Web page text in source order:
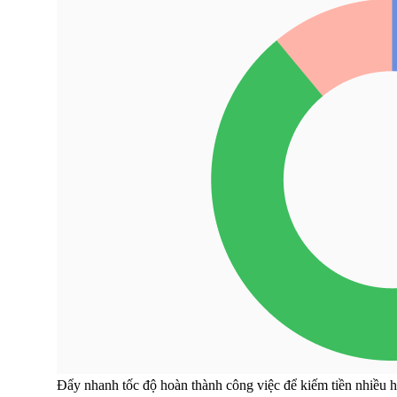
Đẩy nhanh tốc độ hoàn thành công việc để kiếm tiền nhiều